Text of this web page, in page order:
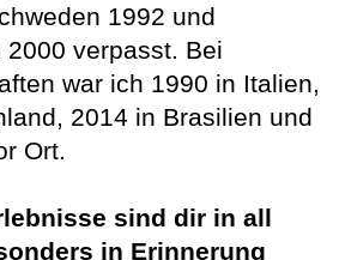
1992 und
verpasst. Bei
war ich 1990 in Italien,
2014 in Brasilien und
Ort.
sind dir in all
in Erinnerung